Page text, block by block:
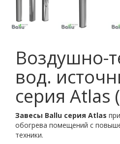
Воздушно-
вод.
серия Atlas
Завесы Balluсерия Atlas
обогрева помещений с
техники.